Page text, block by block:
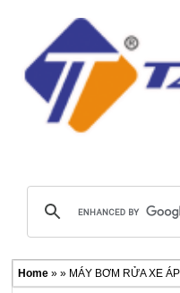
Home» » MÁY BƠM RỬA XE